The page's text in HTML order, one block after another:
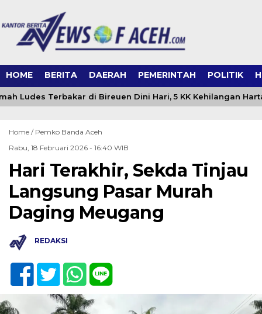
HOME BERITA DAERAH PEMERINTAH POLITIK
Ludes Terbakar di Bireuen Dini Hari, 5 KK Kehilangan
Home / Pemko Banda Aceh
Rabu, 18 Februari 2026 - 16:40 WIB
Hari Terakhir, Sekda Tinjau
Langsung Pasar Murah
Daging Meugang
REDAKSI